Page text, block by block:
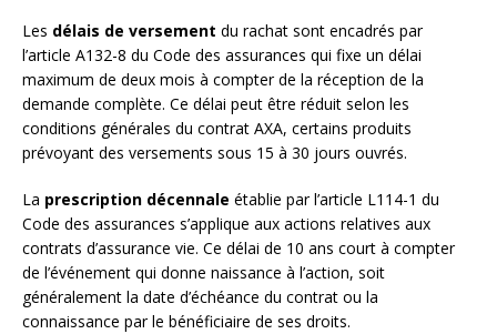
Les délais de versement du rachat sont encadrés par
l’article A132-8 du Code des assurances qui fixe un délai
maximum de deux mois à compter de la réception de la
demande complète. Ce délai peut être réduit selon les
conditions générales du contrat AXA, certains produits
prévoyant des versements sous 15 à 30 jours ouvrés.
La prescription décennale établie par l’article L114-1 du
Code des assurances s’applique aux actions relatives aux
contrats d’assurance vie. Ce délai de 10 ans court à compter
de l’événement qui donne naissance à l’action, soit
généralement la date d’échéance du contrat ou la
connaissance par le bénéficiaire de ses droits.